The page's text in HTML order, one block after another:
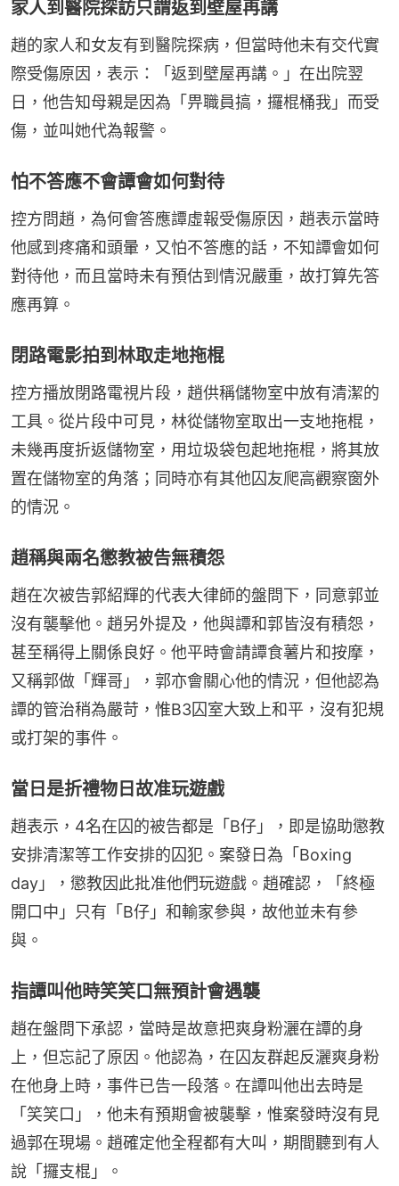
家人到醫院探訪只謂返到壁屋再講
趙的家人和女友有到醫院探病，但當時他未有交代實
際受傷原因，表示：「返到壁屋再講。」在出院翌
日，他告知母親是因為「畀職員搞，攞棍桶我」而受
傷，並叫她代為報警。
怕不答應不會譚會如何對待
控方問趙，為何會答應譚虛報受傷原因，趙表示當時
他感到疼痛和頭暈，又怕不答應的話，不知譚會如何
對待他，而且當時未有預估到情況嚴重，故打算先答
應再算。
閉路電影拍到林取走地拖棍
控方播放閉路電視片段，趙供稱儲物室中放有清潔的
工具。從片段中可見，林從儲物室取出一支地拖棍，
未幾再度折返儲物室，用垃圾袋包起地拖棍，將其放
置在儲物室的角落；同時亦有其他囚友爬高觀察窗外
的情況。
趙稱與兩名懲教被告無積怨
趙在次被告郭紹輝的代表大律師的盤問下，同意郭並
沒有襲擊他。趙另外提及，他與譚和郭皆沒有積怨，
甚至稱得上關係良好。他平時會請譚食薯片和按摩，
又稱郭做「輝哥」，郭亦會關心他的情況，但他認為
譚的管治稍為嚴苛，惟B3囚室大致上和平，沒有犯規
或打架的事件。
當日是折禮物日故准玩遊戲
趙表示，4名在囚的被告都是「B仔」，即是協助懲教
安排清潔等工作安排的囚犯。案發日為「Boxing
day」，懲教因此批准他們玩遊戲。趙確認，「終極
開口中」只有「B仔」和輸家參與，故他並未有參
與。
指譚叫他時笑笑口無預計會遇襲
趙在盤問下承認，當時是故意把爽身粉灑在譚的身
上，但忘記了原因。他認為，在囚友群起反灑爽身粉
在他身上時，事件已告一段落。在譚叫他出去時是
「笑笑口」，他未有預期會被襲擊，惟案發時沒有見
過郭在現場。趙確定他全程都有大叫，期間聽到有人
說「攞支棍」。